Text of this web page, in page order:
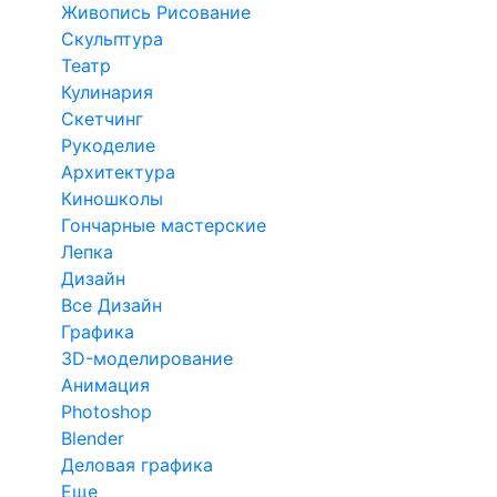
Живопись Рисование
Скульптура
Театр
Кулинария
Скетчинг
Рукоделие
Архитектура
Киношколы
Гончарные мастерские
Лепка
Дизайн
Все Дизайн
Графика
3D-моделирование
Анимация
Photoshop
Blender
Деловая графика
Еще